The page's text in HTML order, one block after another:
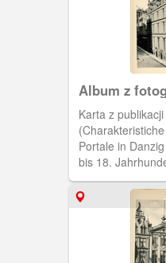
Album z
Kuhna
Karta z publikacji
Portale in
bis 18.